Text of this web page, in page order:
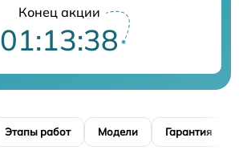
Конец акции
01:13:37
Этапы работ Модели Гарантия